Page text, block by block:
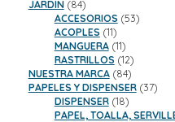
JARDIN 8484
productos
ACCESORIOS 5353
ACOPLES 1111
productos
MANGUERA 1111
productos
RASTRILLOS 1212
productos
NUESTRA MARCA 8484
productos
PAPELES Y DISPENSER 3737
DISPENSER 1818
productos
PAPEL, TOALLA,